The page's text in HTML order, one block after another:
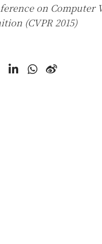
on Computer
(CVPR 2015)